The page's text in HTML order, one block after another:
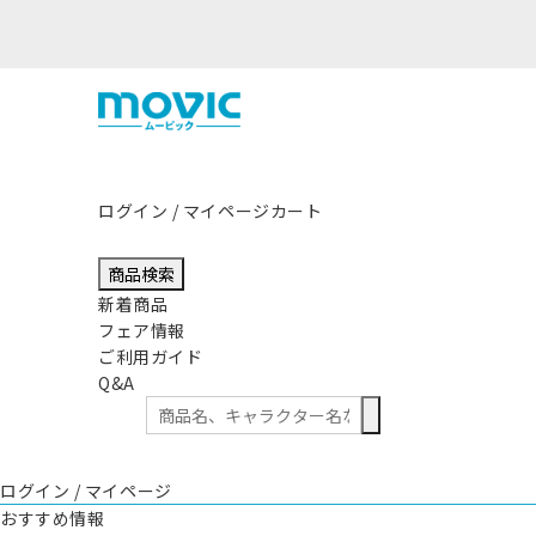
ログイン / マイページカート
商品検索
新着商品
フェア情報
ご利用ガイド
Q&A
ログイン / マイページ
おすすめ情報